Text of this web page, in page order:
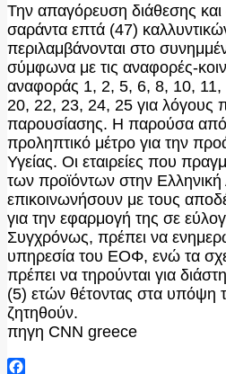
Την απαγόρευση διάθεσης και
σαράντα επτά (47)
περιλαμβάνονται στο
σύμφωνα με τις αναφορές-
αναφοράς 1, 2, 5, 6, 8, 10,
20, 22, 23, 24, 25 για λόγους
παρουσίασης. Η παρούσα
προληπτικό μέτρο για την
Υγείας. Οι εταιρείες που
των προϊόντων στην
επικοινωνήσουν με τους
για την εφαρμογή της σε
Συγχρόνως, πρέπει να
υπηρεσία του ΕΟΦ, ενώ τα
πρέπει να τηρούνται για
(5) ετών θέτοντας στα
ζητηθούν.
πηγη CNN greece